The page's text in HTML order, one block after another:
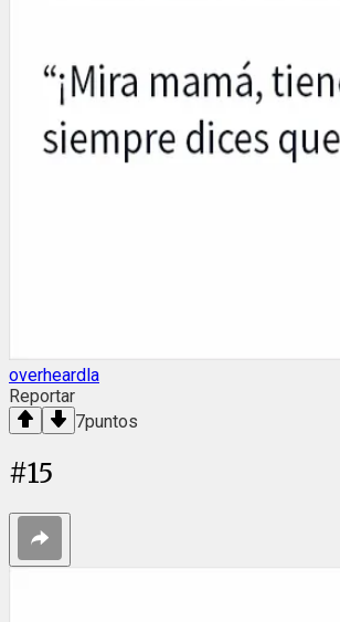
overheardla
Reportar
7puntos
#15